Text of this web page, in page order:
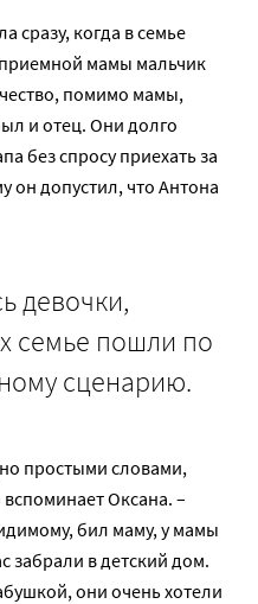
сразу, когда в семье
мамы мальчик
помимо мамы,
и отец. Они долго
без спросу приехать за
он допустил, что Антона
девочки,
семье пошли по
сценарию.
простыми словами,
Оксана. –
бил маму, у мамы
забрали в детский дом.
они очень хотели